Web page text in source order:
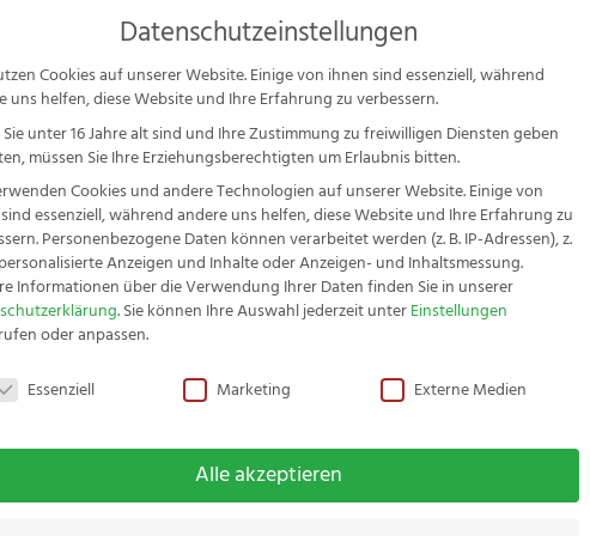
Service-
& Sets Messer-Serien Zubehör Service SALE –
search
Datenschutzeinstellungen
Cookies auf unserer Website. Einige von ihnen sind essenziell, während
uns helfen, diese Website und Ihre Erfahrung zu verbessern.
unter 16 Jahre alt sind und Ihre Zustimmung zu freiwilligen Diensten geben
müssen Sie Ihre Erziehungsberechtigten um Erlaubnis bitten.
Cookies und andere Technologien auf unserer Website. Einige von
essenziell, während andere uns helfen, diese Website und Ihre Erfahrung zu
Personenbezogene Daten können verarbeitet werden (z. B. IP-Adressen), z.
Anzeigen und Inhalte oder Anzeigen- und Inhaltsmessung.
Informationen über die Verwendung Ihrer Daten finden Sie in unserer
. Sie können Ihre Auswahl jederzeit unter Einstellungen
oder anpassen.
Essenziell Marketing Externe Medien
Alle akzeptieren